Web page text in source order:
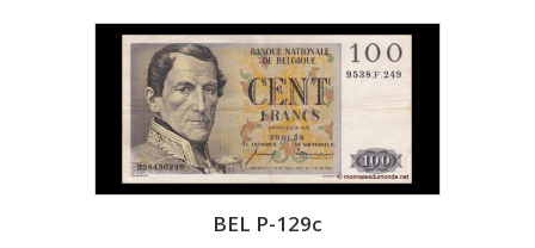
BEL P-129c